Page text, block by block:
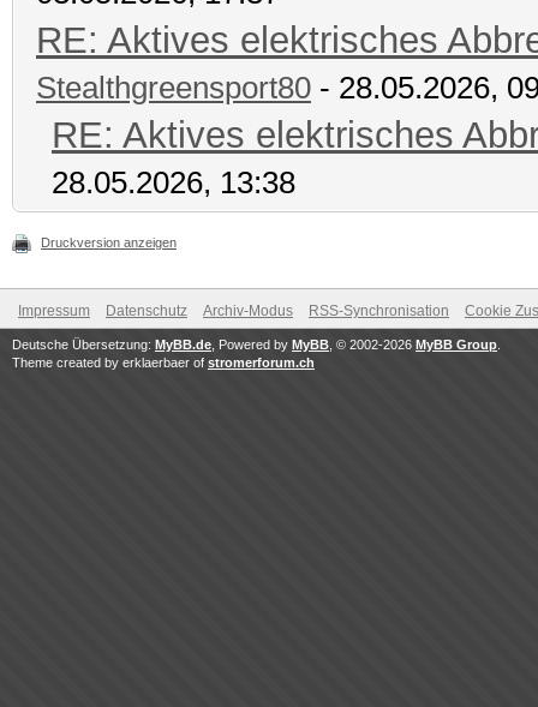
RE: Aktives elektrisches
Stealthgreensport80 - 28.05.2026,
RE: Aktives elektrisches
28.05.2026, 13:38
Druckversion anzeigen
Impressum Datenschutz Archiv-Modus RSS-Synchronisation Cookie
Deutsche Übersetzung: MyBB.de , Powered by MyBB , © 2002-2026 MyBB Group
Theme created by erklaerbaer of stromerforum.ch